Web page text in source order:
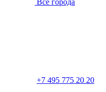
+7 495 775 20 20